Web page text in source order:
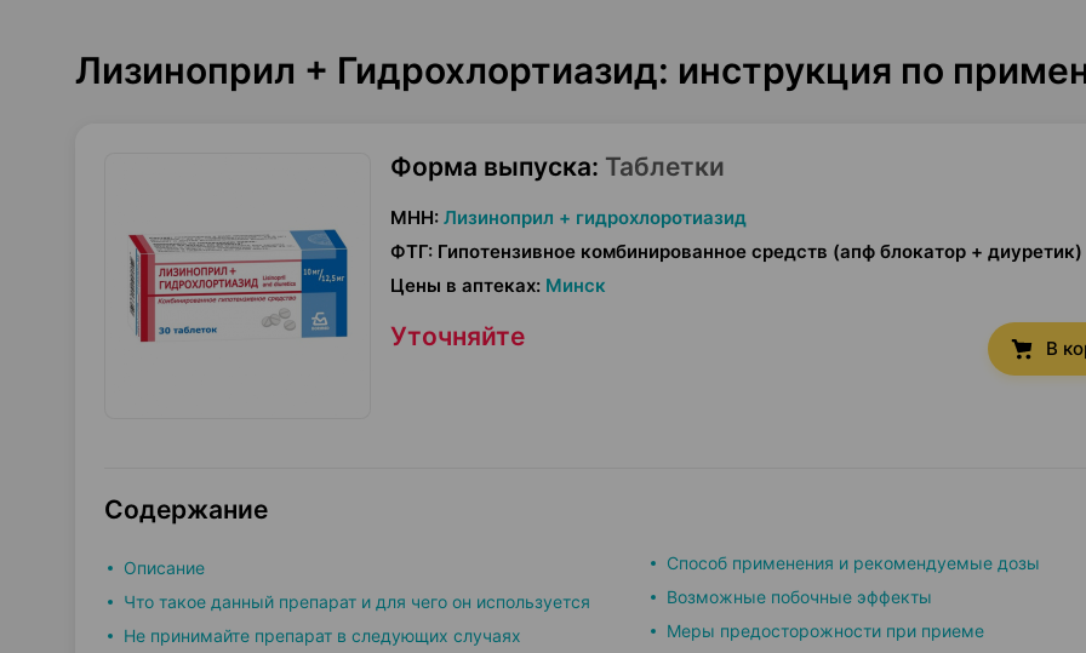
Лизиноприл + Гидрохлортиазид: инструкция по
Форма выпуска: Таблетки
МНН: Лизиноприл + гидрохлоротиазид
ФТГ: Гипотензивное комбинированное средств (апф блокатор + диуретик)
Цены в аптеках: Минск
Уточняйте В
Содержание
Описание
Что такое данный препарат и для чего он используется
Не принимайте препарат в следующих случаях
Способ применения и рекомендуемые дозы
Возможные побочные эффекты
Меры предосторожности при приеме